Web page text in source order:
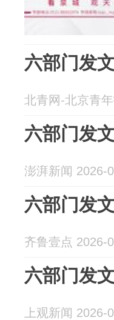
六部门发
北青网-北京青
六部门发
澎湃新闻 2026-
六部门发
齐鲁壹点 2026-
六部门发
上观新闻 2026-